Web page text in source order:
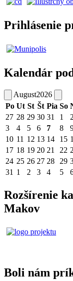
Prihlásenie
Kalendár
August2026
Po Ut St Št Pia So
27 28 29 30 31 1
2
3
4 5 6 7 8
10 11 12 13 14 15
17 18 19 20 21 22
24 25 26 27 28 29
31 1 2 3 4 5
Rozšírenie
Makov
Boli nám